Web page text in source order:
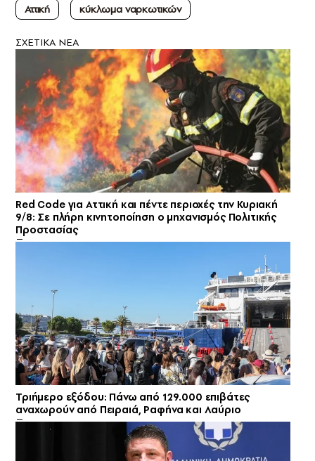
Αττική
κύκλωμα ναρκωτικών
ΣXETIKA NEA
Red Code για Αττική και πέντε περιοχές την Κυριακή
9/8: Σε πλήρη κινητοποίηση ο μηχανισμός Πολιτικής
Προστασίας
Τριήμερο εξόδου: Πάνω από 129.000 επιβάτες
αναχωρούν από Πειραιά, Ραφήνα και Λαύριο